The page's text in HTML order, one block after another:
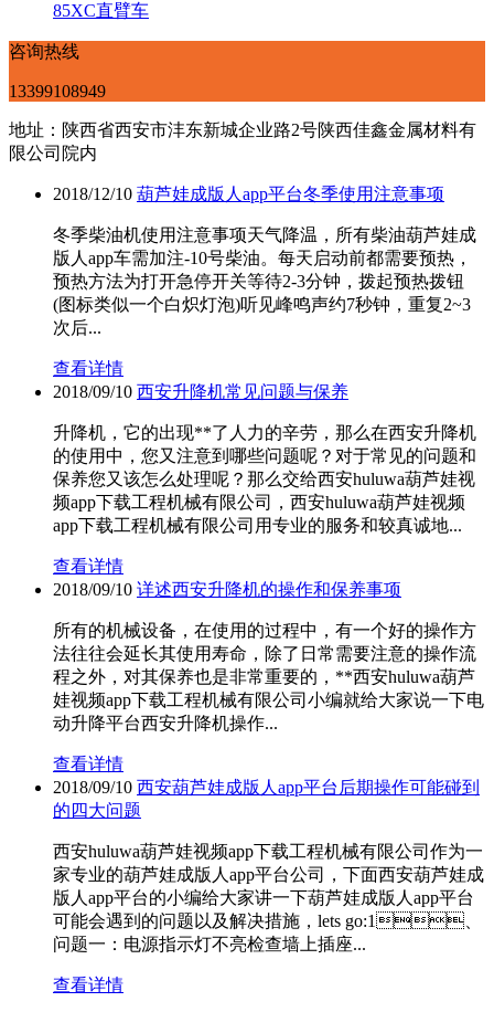
85XC直臂车
咨询热线
13399108949
地址：陕西省西安市沣东新城企业路2号陕西佳鑫金属材料有
限公司院内
2018/12/10 葫芦娃成版人app平台冬季使用注意事项
冬季柴油机使用注意事项天气降温，所有柴油葫芦娃成
版人app车需加注-10号柴油。每天启动前都需要预热，
预热方法为打开急停开关等待2-3分钟，拨起预热拨钮
(图标类似一个白炽灯泡)听见峰鸣声约7秒钟，重复2~3
次后...
查看详情
2018/09/10 西安升降机常见问题与保养
升降机，它的出现**了人力的辛劳，那么在西安升降机
的使用中，您又注意到哪些问题呢？对于常见的问题和
保养您又该怎么处理呢？那么交给西安huluwa葫芦娃视
频app下载工程机械有限公司，西安huluwa葫芦娃视频
app下载工程机械有限公司用专业的服务和较真诚地...
查看详情
2018/09/10 详述西安升降机的操作和保养事项
所有的机械设备，在使用的过程中，有一个好的操作方
法往往会延长其使用寿命，除了日常需要注意的操作流
程之外，对其保养也是非常重要的，**西安huluwa葫芦
娃视频app下载工程机械有限公司小编就给大家说一下电
动升降平台西安升降机操作...
查看详情
2018/09/10 西安葫芦娃成版人app平台后期操作可能碰到
的四大问题
西安huluwa葫芦娃视频app下载工程机械有限公司作为一
家专业的葫芦娃成版人app平台公司，下面西安葫芦娃成
版人app平台的小编给大家讲一下葫芦娃成版人app平台
可能会遇到的问题以及解决措施，lets go:1、
问题一：电源指示灯不亮检查墙上插座...
查看详情